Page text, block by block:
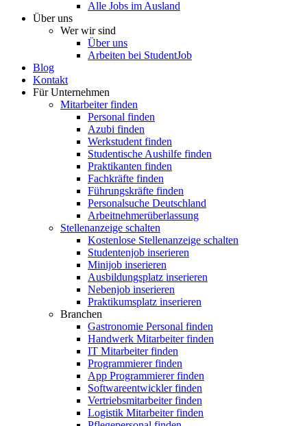
Alle Jobs im Ausland
Über uns
Wer wir sind
Über uns
Arbeiten bei StudentJob
Blog
Kontakt
Für Unternehmen
Mitarbeiter finden
Personal finden
Azubi finden
Werkstudent finden
Studentische Aushilfe finden
Praktikanten finden
Fachkräfte finden
Führungskräfte finden
Personalsuche Deutschland
Arbeitnehmerüberlassung
Stellenanzeige schalten
Kostenlose Stellenanzeige schalten
Studentenjob inserieren
Minijob inserieren
Ausbildungsplatz inserieren
Nebenjob inserieren
Praktikumsplatz inserieren
Branchen
Gastronomie Personal finden
Handwerk Mitarbeiter finden
IT Mitarbeiter finden
Programmierer finden
App Programmierer finden
Softwareentwickler finden
Vertriebsmitarbeiter finden
Logistik Mitarbeiter finden